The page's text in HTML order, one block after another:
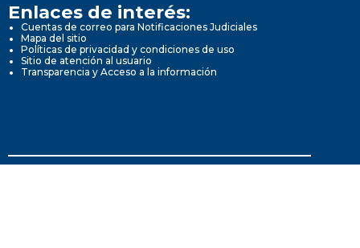
Enlaces de interés:
Cuentas de correo para Notificaciones Judiciales
Mapa del sitio
Políticas de privacidad y condiciones de uso
Sitio de atención al usuario
Transparencia y Acceso a la información